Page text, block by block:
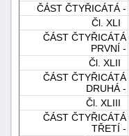
ČÁST ČTYŘICÁTÁ -
Čl. XLI
ČÁST ČTYŘICÁTÁ
PRVNÍ -
Čl. XLII
ČÁST ČTYŘICÁTÁ
DRUHÁ -
Čl. XLIII
ČÁST ČTYŘICÁTÁ
TŘETÍ -